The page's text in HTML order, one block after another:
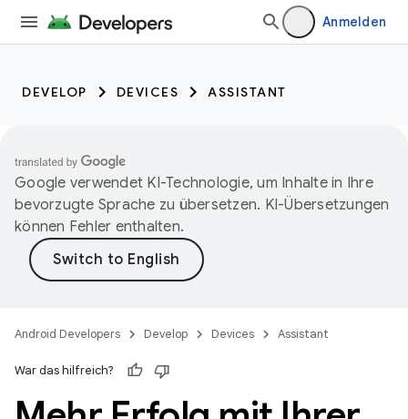
Anmelden
DEVELOP DEVICES ASSISTANT
Google verwendet KI-Technologie, um Inhalte in Ihre
bevorzugte Sprache zu übersetzen. KI-Übersetzungen
können Fehler enthalten.
Android Developers Develop Devices Assistant
War das hilfreich?